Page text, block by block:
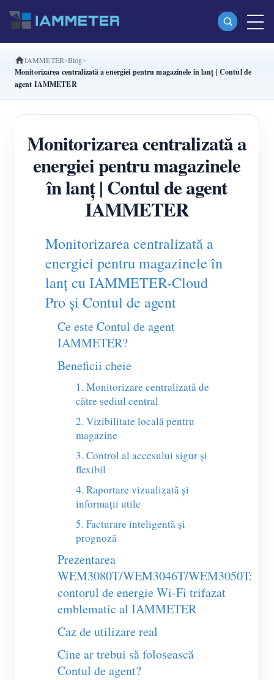
Produse
Contor de energie Wi-Fi split-phase (WEM2067)
Contor de energie Wi-Fi trifazat (WEM3080T)
Contor de energie Wi-Fi trifazat (WEM3046T)
Contor de energie Wi-Fi trifazat (WEM3050T)
Controler de putere WiFi
Încărcător EV
Simulator IAMMETER
Contor virtual
Sistem de prognoză și simulare energetică
Aplicații
Monitor energetic pentru sistem solar FV
Monitor consum electric
Sistem de control încălzitor FV
Automatizare locuință
Monitorizare energetică pentru fabrici
Magazin
Resurse
Ghid rapid produs
Documentație
Video tutorial
FAQ
Noutăți
Blog
Comunitate
Program pentru contribuitori
Centrul contribuitorilor
Activități IAMMETER
Forum
App Store
Explorare site
Clasament FV
Contact
Despre noi
IAMMETER Blog
Monitorizarea centralizată a energiei pentru magazinele în lanț | Contul de
agent IAMMETER
Monitorizarea centralizată a
energiei pentru magazinele
în lanț | Contul de agent
IAMMETER
Monitorizarea centralizată a
energiei pentru magazinele în
lanț cu IAMMETER-Cloud
Pro și Contul de agent
Ce este Contul de agent
IAMMETER?
Beneficii cheie
1. Monitorizare centralizată de
către sediul central
2. Vizibilitate locală pentru
magazine
3. Control al accesului sigur și
flexibil
4. Raportare vizualizată și
informații utile
5. Facturare inteligentă și
prognoză
Prezentarea
WEM3080T/WEM3046T/WEM3050T:
contorul de energie Wi-Fi trifazat
emblematic al IAMMETER
Caz de utilizare real
Cine ar trebui să folosească
Contul de agent?